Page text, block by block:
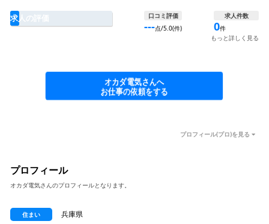
求人の評価 口コミ評価
---点/5.0(件)
求人件数
0件
もっと詳しく見る
オカダ電気さんへ
お仕事の依頼をする
プロフィール(プロ)を見る
プロフィール
オカダ電気さんのプロフィールとなります。
住まい 兵庫県